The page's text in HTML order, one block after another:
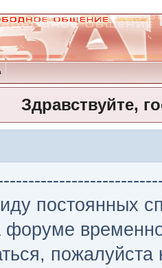
Здравствуйте,
постоянных
форуме